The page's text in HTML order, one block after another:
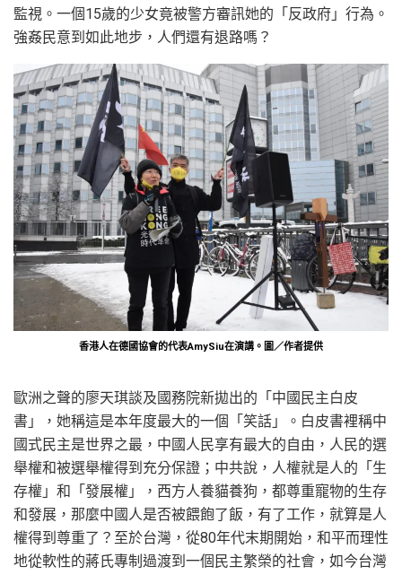
監視。一個15歲的少女竟被警方審訊她的「反政府」行為。
強姦民意到如此地步，人們還有退路嗎？
香港人在德國協會的代表AmySiu在演講。圖／作者提供
歐洲之聲的廖天琪談及國務院新拋出的「中國民主白皮
書」，她稱這是本年度最大的一個「笑話」。白皮書裡稱中
國式民主是世界之最，中國人民享有最大的自由，人民的選
舉權和被選舉權得到充分保證；中共說，人權就是人的「生
存權」和「發展權」，西方人養貓養狗，都尊重寵物的生存
和發展，那麼中國人是否被餵飽了飯，有了工作，就算是人
權得到尊重了？至於台灣，從80年代末期開始，和平而理性
地從軟性的蔣氏專制過渡到一個民主繁榮的社會，如今台灣